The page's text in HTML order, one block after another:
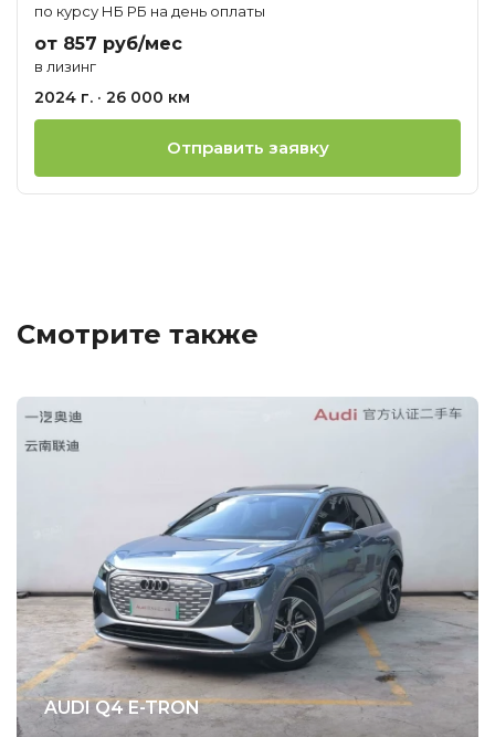
по курсу НБ РБ на день оплаты
от 857 руб/мес
в лизинг
2024 г. · 26 000 км
Отправить заявку
Смотрите также
AUDI Q4 E-TRON